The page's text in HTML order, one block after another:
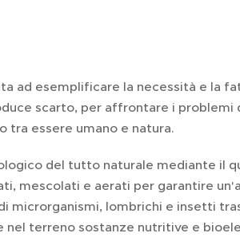
ad esemplificare la necessità e la
scarto, per affrontare i
tra essere umano e natura.
del tutto naturale mediante il
mescolati e aerati per garantire
microrganismi, lombrichi e insetti
nel terreno sostanze nutritive e